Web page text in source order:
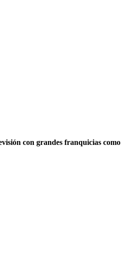
con grandes franquicias